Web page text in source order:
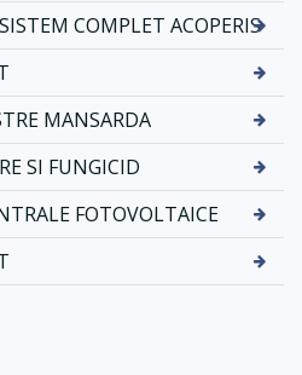
COMPLET ACOPERIS
MANSARDA
SI FUNGICID
FOTOVOLTAICE